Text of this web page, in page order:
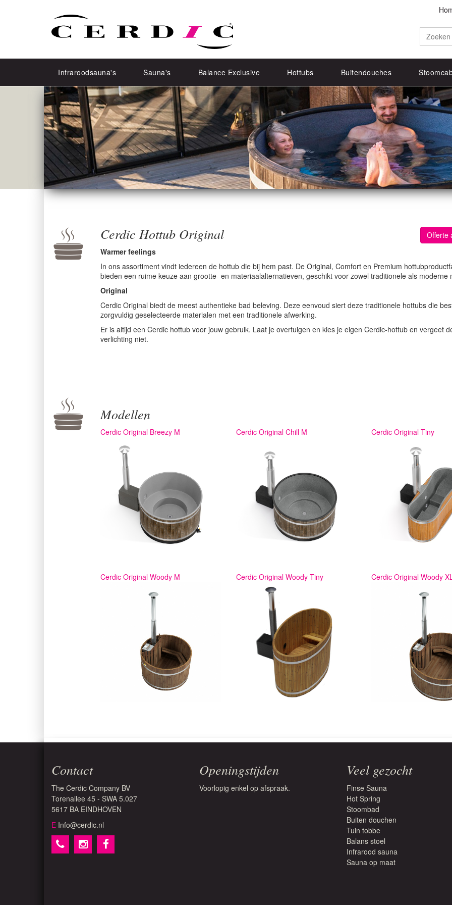
Infraroodsauna's Sauna's Balance Exclusive Hottubs Buitendouches
Offerte
Cerdic Hottub Original
Warmer feelings
In ons assortiment vindt iedereen de hottub die bij hem past. De Original, Comfort en Premium
bieden een ruime keuze aan grootte- en materiaalalternatieven, geschikt voor zowel traditionele als moderne
Original
Cerdic Original biedt de meest authentieke bad beleving. Deze eenvoud siert deze traditionele hottubs die
zorgvuldig geselecteerde materialen met een traditionele afwerking.
Er is altijd een Cerdic hottub voor jouw gebruik. Laat je overtuigen en kies je eigen Cerdic-hottub en vergeet
verlichting niet.
Modellen
Cerdic Original Breezy M Cerdic Original Chill M Cerdic Original Tiny
Cerdic Original Woody M Cerdic Original Woody Tiny Cerdic Original Woody
Contact
The Cerdic Company BV
Torenallee 45 - SWA 5.027
5617 BA EINDHOVEN
E Info@cerdic.nl
Openingstijden
Voorlopig enkel op afspraak.
Veel gezocht
Finse Sauna
Hot Spring
Stoombad
Buiten douchen
Tuin tobbe
Balans stoel
Infrarood sauna
Sauna op maat